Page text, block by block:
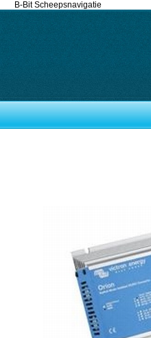
B-Bit Scheepsnavigatie